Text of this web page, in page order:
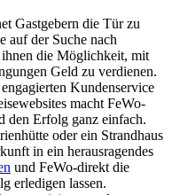
Gastgebern die Tür zu
auf der Suche nach
die Möglichkeit, mit
Geld zu verdienen.
Kundenservice
macht FeWo-
den Erfolg ganz einfach.
oder ein Strandhaus
in ein herausragendes
und FeWo-direkt die
erledigen lassen.